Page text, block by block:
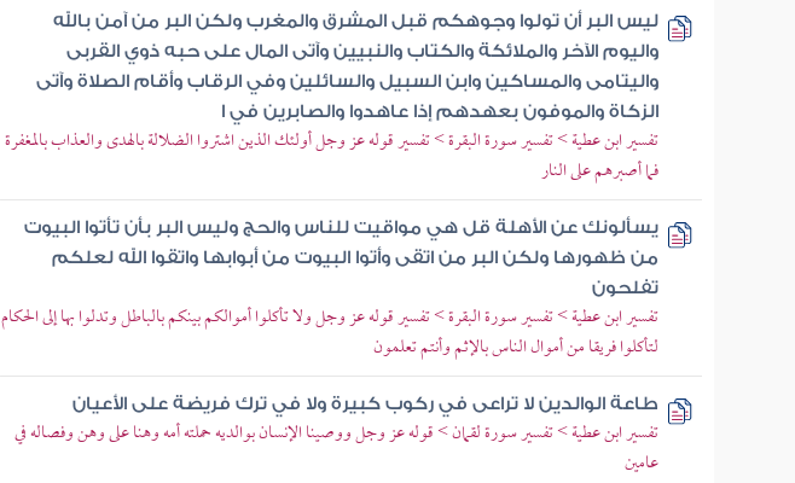
ليس البر أن تولوا وجوهكم قبل المشرق والمغرب ولكن البر من آمن بالله
واليوم الآخر والملائكة والكتاب والنبيين وآتى المال على حبه ذوي القربى
واليتامى والمساكين وابن السبيل والسائلين وفي الرقاب وأقام الصلاة وآتى
الزكاة والموفون بعهدهم إذا عاهدوا والصابرين في ا
تفسير ابن عطية > تفسير سورة البقرة > تفسير قوله عز وجل أولئك الذين اشتروا الضلالة بالهدى والعذاب بالمغفرة
فما أصبرهم على النار
يسألونك عن الأهلة قل هي مواقيت للناس والحج وليس البر بأن تأتوا البيوت
من ظهورها ولكن البر من اتقى وأتوا البيوت من أبوابها واتقوا الله لعلكم
تفلحون
تفسير ابن عطية > تفسير سورة البقرة > تفسير قوله عز وجل ولا تأكلوا أموالكم بينكم بالباطل وتدلوا بها إلى الحكام
لتأكلوا فريقا من أموال الناس بالإثم وأنتم تعلمون
طاعة الوالدين لا تراعى في ركوب كبيرة ولا في ترك فريضة على الأعيان
تفسير ابن عطية > تفسير سورة لقمان > قوله عز وجل ووصينا الإنسان بوالديه حملته أمه وهنا على وهن وفصاله في
عامين